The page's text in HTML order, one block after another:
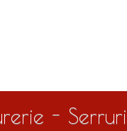
-